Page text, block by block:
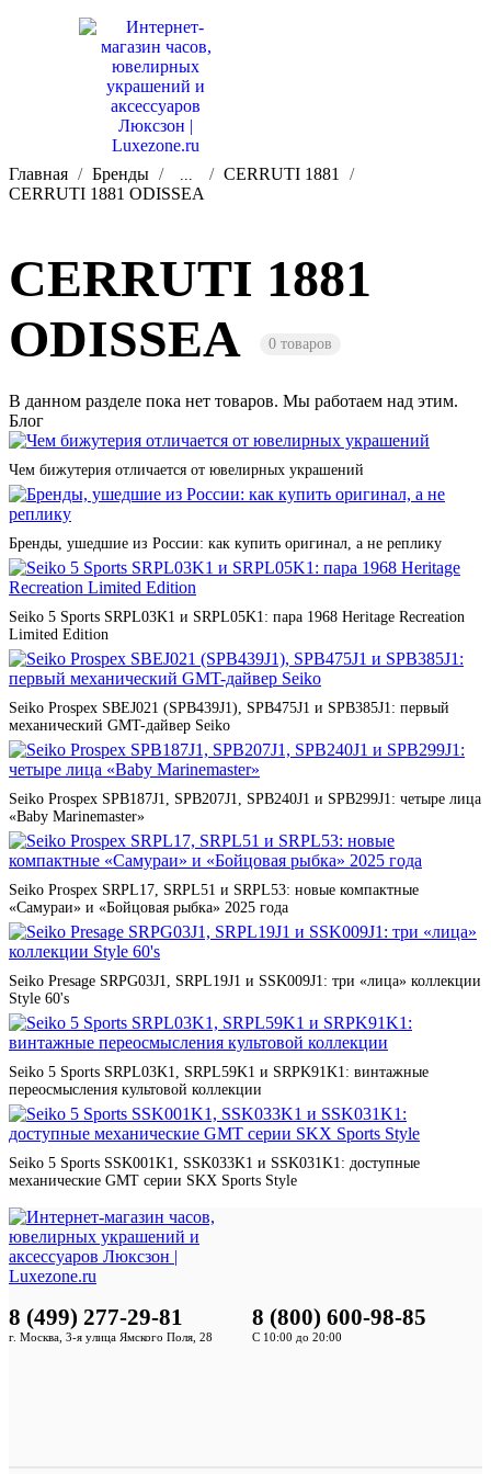
Главная Бренды ...
CERRUTI 1881
CERRUTI 1881 ODISSEA
CERRUTI 1881
ODISSEA
0 товаров
В данном разделе пока нет товаров. Мы работаем над этим.
Блог
Чем бижутерия отличается от ювелирных украшений
Бренды, ушедшие из России: как купить оригинал, а не реплику
Seiko 5 Sports SRPL03K1 и SRPL05K1: пара 1968 Heritage Recreation
Limited Edition
Seiko Prospex SBEJ021 (SPB439J1), SPB475J1 и SPB385J1: первый
механический GMT-дайвер Seiko
Seiko Prospex SPB187J1, SPB207J1, SPB240J1 и SPB299J1: четыре лица
«Baby Marinemaster»
Seiko Prospex SRPL17, SRPL51 и SRPL53: новые компактные
«Самураи» и «Бойцовая рыбка» 2025 года
Seiko Presage SRPG03J1, SRPL19J1 и SSK009J1: три «лица» коллекции
Style 60's
Seiko 5 Sports SRPL03K1, SRPL59K1 и SRPK91K1: винтажные
переосмысления культовой коллекции
Seiko 5 Sports SSK001K1, SSK033K1 и SSK031K1: доступные
механические GMT серии SKX Sports Style
8 (499) 277-29-81
г. Москва, 3-я улица Ямского Поля, 28
8 (800) 600-98-85
С 10:00 до 20:00